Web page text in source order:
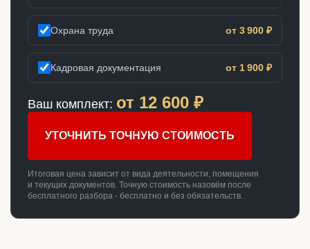
Охрана труда от 3 900 ₽
Кадровая документация от 1 900 ₽
Ваш комплект: от 12 600 ₽
УТОЧНИТЬ ТОЧНУЮ СТОИМОСТЬ
Итоговая цена зависит от вида деятельности, помещения
и текущих документов. Точную стоимость назовём после
бесплатного разбора - бесплатно и без обязательств.